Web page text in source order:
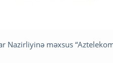
Nazirliyinə məxsus